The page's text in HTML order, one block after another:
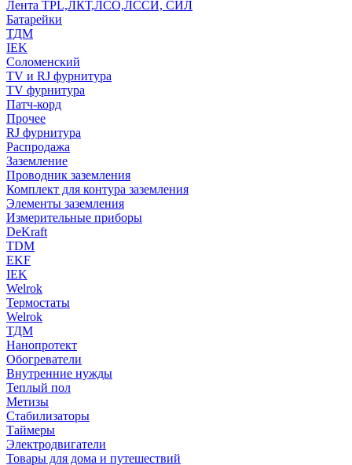
Лента TPL,ЛКТ,ЛСО,ЛССИ, СИЛ
Батарейки
ТДМ
IEK
Соломенский
TV и RJ фурнитура
TV фурнитура
Патч-корд
Прочее
RJ фурнитура
Распродажа
Заземление
Проводник заземления
Комплект для контура заземления
Элементы заземления
Измерительные приборы
DeKraft
TDM
EKF
IEK
Welrok
Термостаты
Welrok
ТДМ
Нанопротект
Обогреватели
Внутренние нужды
Теплый пол
Метизы
Стабилизаторы
Таймеры
Электродвигатели
Товары для дома и путешествий